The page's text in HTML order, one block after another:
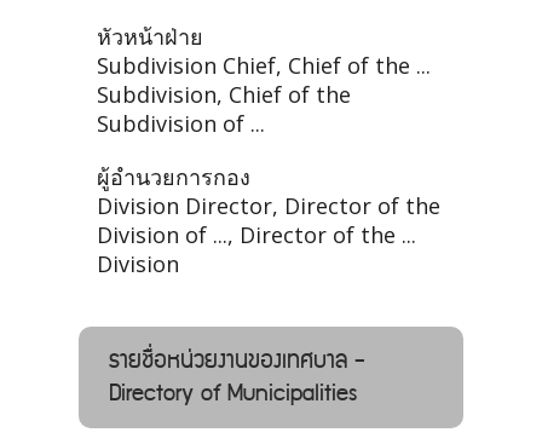
หัวหน้าฝ่าย
Subdivision Chief, Chief of the ...
Subdivision, Chief of the
Subdivision of ...
ผู้อำนวยการกอง
Division Director, Director of the
Division of ..., Director of the ...
Division
รายชื่อหน่วยงานของเทศบาล -
Directory of Municipalities